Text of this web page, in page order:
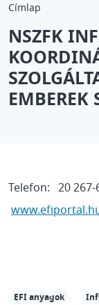
Címlap
NSZFK
EMBEREK
Telefon: 20 267-
EFI anyagok